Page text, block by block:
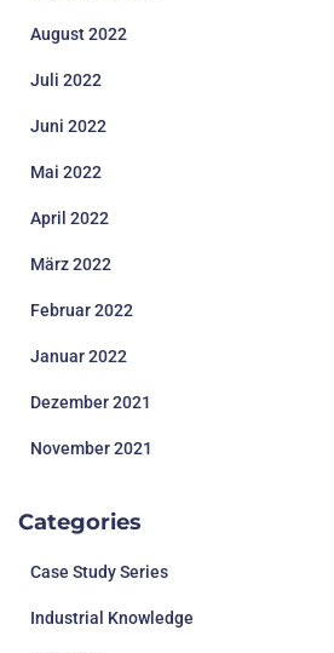
August 2022
Juli 2022
Juni 2022
Mai 2022
April 2022
März 2022
Februar 2022
Januar 2022
Dezember 2021
November 2021
Categories
Case Study Series
Industrial Knowledge